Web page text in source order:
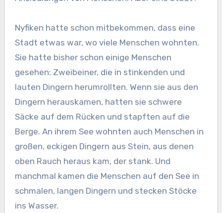
Nyfiken hatte schon mitbekommen, dass eine
Stadt etwas war, wo viele Menschen wohnten.
Sie hatte bisher schon einige Menschen
gesehen: Zweibeiner, die in stinkenden und
lauten Dingern herumrollten. Wenn sie aus den
Dingern herauskamen, hatten sie schwere
Säcke auf dem Rücken und stapften auf die
Berge. An ihrem See wohnten auch Menschen in
großen, eckigen Dingern aus Stein, aus denen
oben Rauch heraus kam, der stank. Und
manchmal kamen die Menschen auf den See in
schmalen, langen Dingern und stecken Stöcke
ins Wasser.